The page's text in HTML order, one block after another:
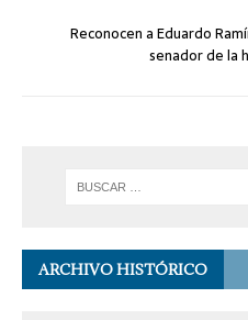
Reconocen a Eduardo
senador de la
ARCHIVO HISTÓRICO